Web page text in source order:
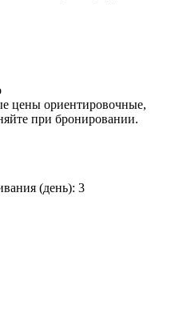
цены ориентировочные,
при бронировании.
(день): 3